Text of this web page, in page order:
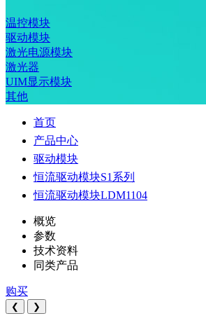
温控模块
驱动模块
激光电源模块
激光器
UIM显示模块
其他
首页
产品中心
驱动模块
恒流驱动模块S1系列
恒流驱动模块LDM1104
概览
参数
技术资料
同类产品
购买
❮ ❯